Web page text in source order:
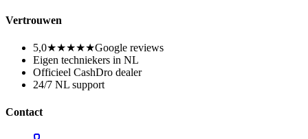
Vertrouwen
5,0★★★★★Google reviews
Eigen techniekers in NL
Officieel CashDro dealer
24/7 NL support
Contact